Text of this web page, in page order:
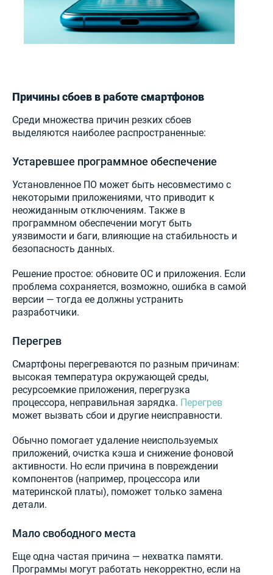
Причины сбоев в работе смартфонов
Среди множества причин резких сбоев
выделяются наиболее распространенные:
Устаревшее программное обеспечение
Установленное ПО может быть несовместимо с
некоторыми приложениями, что приводит к
неожиданным отключениям. Также в
программном обеспечении могут быть
уязвимости и баги, влияющие на стабильность и
безопасность данных.
Решение простое: обновите ОС и приложения. Если
проблема сохраняется, возможно, ошибка в самой
версии — тогда ее должны устранить
разработчики.
Перегрев
Смартфоны перегреваются по разным причинам:
высокая температура окружающей среды,
ресурсоемкие приложения, перегрузка
процессора, неправильная зарядка. Перегрев
может вызвать сбои и другие неисправности.
Обычно помогает удаление неиспользуемых
приложений, очистка кэша и снижение фоновой
активности. Но если причина в повреждении
компонентов (например, процессора или
материнской платы), поможет только замена
детали.
Мало свободного места
Еще одна частая причина — нехватка памяти.
Программы могут работать некорректно, если на